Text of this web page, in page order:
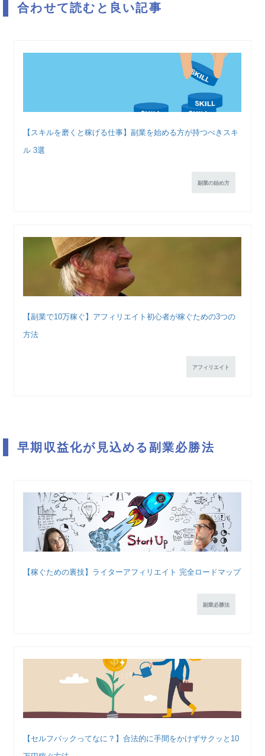
合わせて読むと良い記事
【スキルを磨くと稼げる仕事】副業を始める方が持つべきスキ
ル 3選
副業の始め方
【副業で10万稼ぐ】アフィリエイト初心者が稼ぐための3つの
方法
アフィリエイト
早期収益化が見込める副業必勝法
【稼ぐための裏技】ライターアフィリエイト 完全ロードマップ
副業必勝法
【セルフバックってなに？】合法的に手間をかけずサクッと10